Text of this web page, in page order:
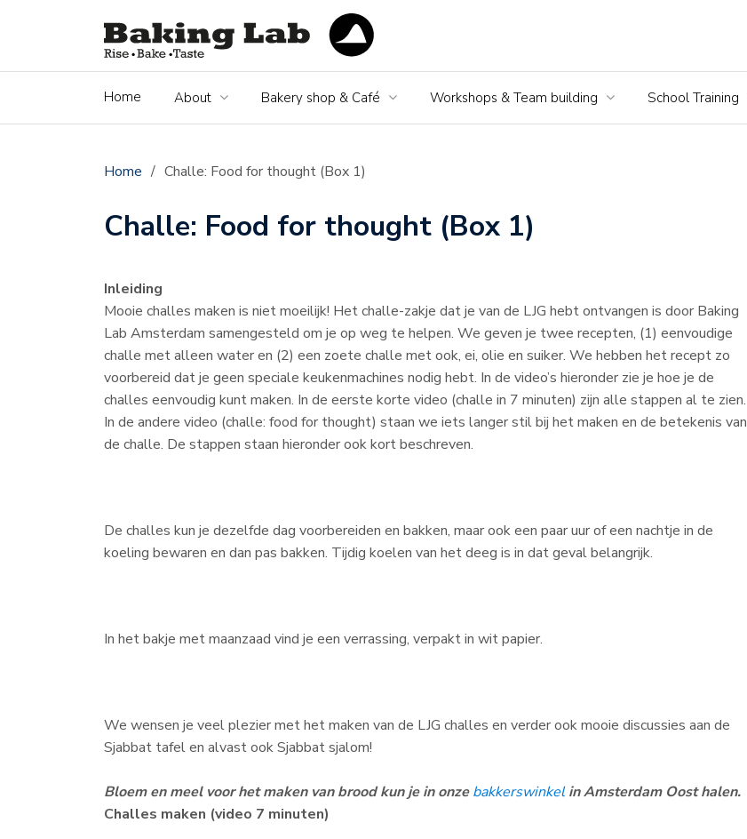
Home About Bakery shop & Café Workshops & Team building School Training
Home / Challe: Food for thought (Box 1)
Challe: Food for thought (Box 1)
Inleiding
Mooie challes maken is niet moeilijk! Het challe-zakje dat je van de LJG hebt ontvangen is door Baking
Lab Amsterdam samengesteld om je op weg te helpen. We geven je twee recepten, (1) eenvoudige
challe met alleen water en (2) een zoete challe met ook, ei, olie en suiker. We hebben het recept zo
voorbereid dat je geen speciale keukenmachines nodig hebt. In de video’s hieronder zie je hoe je de
challes eenvoudig kunt maken. In de eerste korte video (challe in 7 minuten) zijn alle stappen al te zien.
In de andere video (challe: food for thought) staan we iets langer stil bij het maken en de betekenis van
de challe. De stappen staan hieronder ook kort beschreven.
De challes kun je dezelfde dag voorbereiden en bakken, maar ook een paar uur of een nachtje in de
koeling bewaren en dan pas bakken. Tijdig koelen van het deeg is in dat geval belangrijk.
In het bakje met maanzaad vind je een verrassing, verpakt in wit papier.
We wensen je veel plezier met het maken van de LJG challes en verder ook mooie discussies aan de
Sjabbat tafel en alvast ook Sjabbat sjalom!
Bloem en meel voor het maken van brood kun je in onzebakkerswinkelin Amsterdam Oost halen.
Challes maken (video 7 minuten)